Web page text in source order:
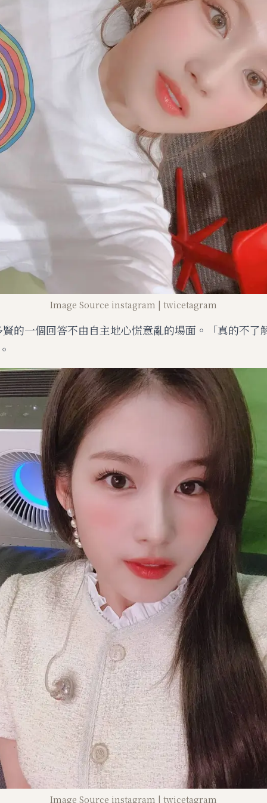
Image Source instagram | twicetagram
的一個回答不由自主地心慌意亂的場面。「真的不
Image Source instagram | twicetagram